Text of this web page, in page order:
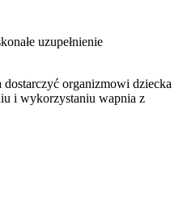
uzupełnienie
organizmowi dziecka
i wykorzystaniu wapnia z